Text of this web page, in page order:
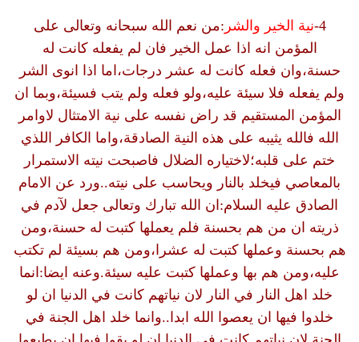
4- نية الخير والشر :من نعم الله سبحانه وتعالى على
المؤمن انه اذا عمل الخير فان لم يفعله كانت له
حسنة،وان فعله كانت له عشر درجات،اما اذا انوى الشر
ولم يفعله فلا سيئة عليه،ولو فعله ولم يتب فسيئة،وبما ان
المؤمن المستقيم قد راض نفسه على نية الامتثال لاوامر
الله فالله يثيبه على هذه النية الصادقة،واما الكافر اللذي
ختم على قلبه؛لاختياره الضلال فاصبحت نيته الاستمرار
بالمعاصي فيخلد بالنار ويحاسب على نيته..ورد عن الامام
الصادق عليه السلام:ان الله تبارك وتعالى جعل لآدم في
ذريته ان من هم بحسنة فلم يعملها كتبت له حسنة،ومن
هم بحسنة وعملها كتبت له عشرا،ومن هم بسيئة لم تكتب
عليه،ومن هم بها وعملها كتبت عليه سيئة.وعنه ايضا:انما
خلد اهل النار في النار لان نياتهم كانت في الدنيا ان لو
خلدوا فيها ان يعصوا الله ابدا..وانما خلد اهل الجنة في